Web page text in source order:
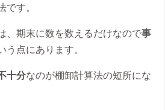
す。
、期末に数を数えるだけなので事
う点にあります。
十分なのが棚卸計算法の短所にな